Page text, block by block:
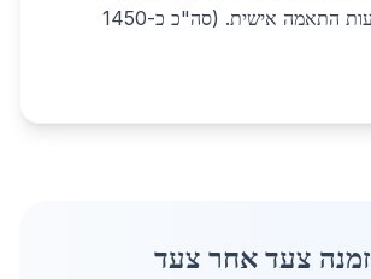
בקריית גת מציעות התאמה אישית. (סה"כ כ-1450
צעד אחר צעד